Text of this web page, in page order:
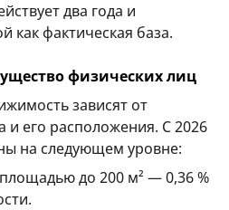
два года и
как фактическая база.
физических лиц
зависят от
и его расположения. С 2026
на следующем уровне:
до 200 м² — 0,36 %